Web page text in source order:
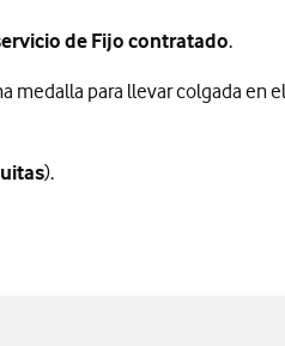
de Fijo contratado.
medalla para llevar colgada en el
).